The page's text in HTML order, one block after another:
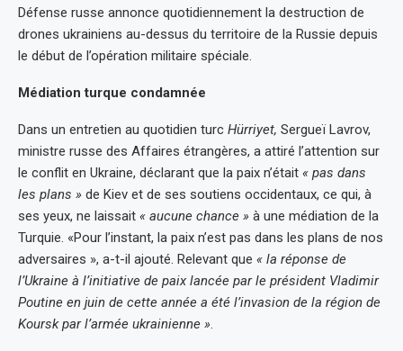
Défense russe annonce quotidiennement la destruction de
drones ukrainiens au-dessus du territoire de la Russie depuis
le début de l’opération militaire spéciale.
Médiation turque condamnée
Dans un entretien au quotidien turc Hürriyet, Sergueï Lavrov,
ministre russe des Affaires étrangères, a attiré l’attention sur
le conflit en Ukraine, déclarant que la paix n’était « pas dans
les plans » de Kiev et de ses soutiens occidentaux, ce qui, à
ses yeux, ne laissait « aucune chance » à une médiation de la
Turquie. «Pour l’instant, la paix n’est pas dans les plans de nos
adversaires », a-t-il ajouté. Relevant que « la réponse de
l’Ukraine à l’initiative de paix lancée par le président Vladimir
Poutine en juin de cette année a été l’invasion de la région de
Koursk par l’armée ukrainienne ».